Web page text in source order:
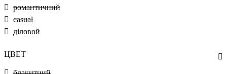
романтичний
casual
діловой
ЦВЕТ